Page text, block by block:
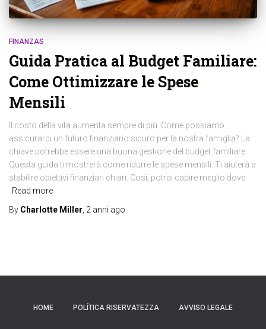
FINANZAS
Guida Pratica al Budget Familiare:
Come Ottimizzare le Spese
Mensili
Il costo della vita aumenta sempre di più. Come possiamo
assicurarci un futuro finanziario sicuro per la nostra famiglia? La
chiave potrebbe essere una buona gestione del budget familiare.
Questa guida ti mostrerà come ridurre le spese mensili. Ti aiuterà a
stabilire obiettivi finanziari chiari. Così, potrai capire meglio dove
Read more
By Charlotte Miller 2 anni ago
HOME POLÍTICA RISERVATEZZA AVVISO LEGALE